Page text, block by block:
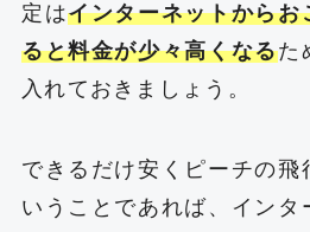
定はインターネットからお
ると料金が少々高くなるた
入れておきましょう。
できるだけ安くピーチの飛
いうことであれば、インタ